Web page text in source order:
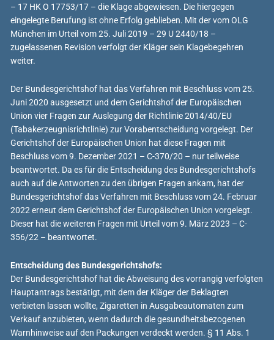
– 17 HK O 17753/17 – die Klage abgewiesen. Die hiergegen
eingelegte Berufung ist ohne Erfolg geblieben. Mit der vom OLG
München im Urteil vom 25. Juli 2019 – 29 U 2440/18 –
zugelassenen Revision verfolgt der Kläger sein Klagebegehren
weiter.
Der Bundesgerichtshof hat das Verfahren mit Beschluss vom 25.
Juni 2020 ausgesetzt und dem Gerichtshof der Europäischen
Union vier Fragen zur Auslegung der Richtlinie 2014/40/EU
(Tabakerzeugnisrichtlinie) zur Vorabentscheidung vorgelegt. Der
Gerichtshof der Europäischen Union hat diese Fragen mit
Beschluss vom 9. Dezember 2021 – C-370/20 – nur teilweise
beantwortet. Da es für die Entscheidung des Bundesgerichtshofs
auch auf die Antworten zu den übrigen Fragen ankam, hat der
Bundesgerichtshof das Verfahren mit Beschluss vom 24. Februar
2022 erneut dem Gerichtshof der Europäischen Union vorgelegt.
Dieser hat die weiteren Fragen mit Urteil vom 9. März 2023 – C-
356/22 – beantwortet.
Entscheidung des Bundesgerichtshofs:
Der Bundesgerichtshof hat die Abweisung des vorrangig verfolgten
Hauptantrags bestätigt, mit dem der Kläger der Beklagten
verbieten lassen wollte, Zigaretten in Ausgabeautomaten zum
Verkauf anzubieten, wenn dadurch die gesundheitsbezogenen
Warnhinweise auf den Packungen verdeckt werden. § 11 Abs. 1